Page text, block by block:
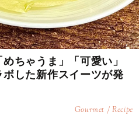
ちゃうま」「可愛い」
した新作スイーツが発
Gourmet / Recipe